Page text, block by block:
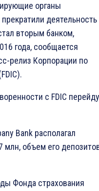
органы
деятельность
вторым банком,
года, сообщается
релиз Корпорации по
с FDIC
Bank располагал
млн, объем его
Фонда страхования